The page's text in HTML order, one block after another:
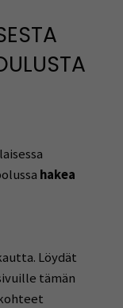
hakea
Löydät
tämän